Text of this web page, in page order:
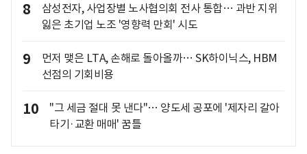
8
삼성전자, 사업장별 노사협의회 전사 통합… 과반 지위
잃은 초기업 노조 '영향력 만회' 시도
9
먼저 맺은 LTA, 손해로 돌아올까… SK하이닉스, HBM
선점의 기회비용
10
"그 세금 절대 못 낸다"… 양도세 공포에 '제자리 갈아
타기·교환 매매' 꿈틀